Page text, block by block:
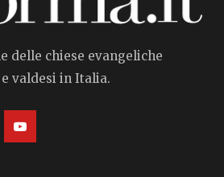
delle chiese evangeliche
valdesi in Italia.